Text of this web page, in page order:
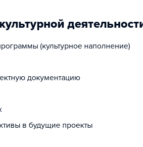
(культурное наполнение)
документацию
в будущие проекты